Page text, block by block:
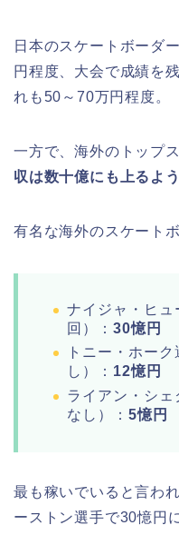
日本のスケートボーダ
円程度、大会で成績を
れも50～70万円程度。
一方で、海外のトップ
収は数十億にも上るよう
有名な海外のスケート
ナイジャ・ヒ
回）： 30憶円
トニー・ホー
し）： 12憶円
ライアン・シ
なし）： 5憶円
最も稼いでいると言わ
ーストン選手で30憶円